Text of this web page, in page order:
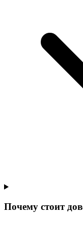
Почему стоит